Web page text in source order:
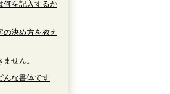
何を記入するか
の決め方を教え
せん。
んな書体です